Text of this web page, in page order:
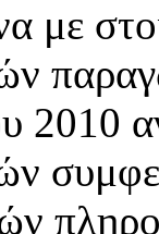
με
2010